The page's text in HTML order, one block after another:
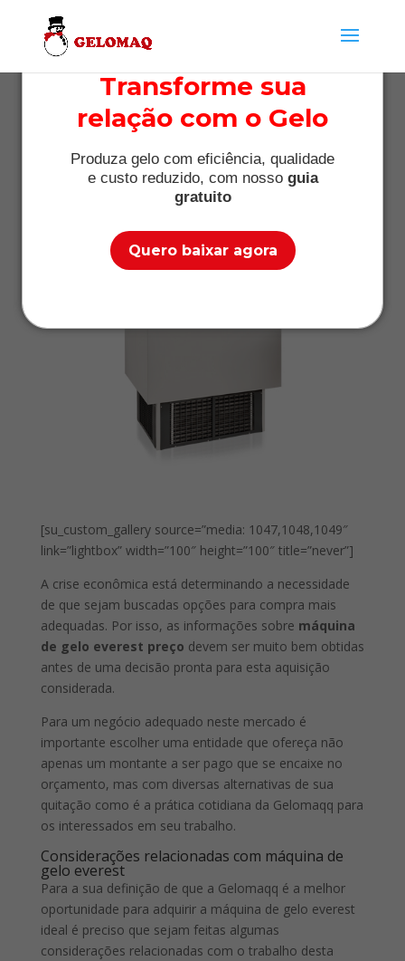
Transforme sua
relação com o Gelo
Produza gelo com eficiência, qualidade
e custo reduzido, com nosso guia
gratuito
Quero baixar agora
Máquina de gelo everest
preço
|nov 8, 2017
[su_custom_gallery source=”media: 1047,1048,1049″
link=”lightbox” width=”100″ height=”100″ title=”never”]
A crise econômica está determinando a necessidade
de que sejam buscadas opções para compra mais
adequadas. Por isso, as informações sobre máquina
de gelo everest preço devem ser muito bem obtidas
antes de uma decisão pronta para esta aquisição
considerada.
Para um negócio adequado neste mercado é
importante escolher uma entidade que ofereça não
apenas um montante a ser pago que se encaixe no
orçamento, mas com diversas alternativas de sua
quitação como é a prática cotidiana da Gelomaqq para
os interessados em seu trabalho.
Considerações relacionadas com máquina de
gelo everest
Para a sua definição de que a Gelomaqq é a melhor
oportunidade para adquirir a máquina de gelo everest
ideal é preciso que sejam feitas algumas
considerações relacionadas com o trabalho desta